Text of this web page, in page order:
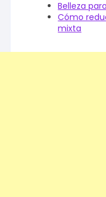
Belleza
Cómo
mixta